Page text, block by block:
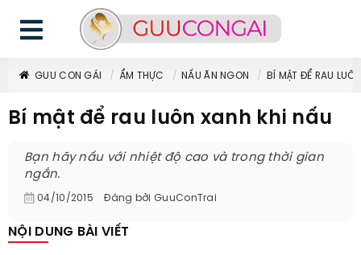
GUU CON GÁI ẨM THỰC NẤU ĂN NGON BÍ MẬT ĐỂ RAU
Bí mật để rau luôn xanh khi nấu
Bạn hãy nấu với nhiệt độ cao và trong thời gian
ngắn.
04/10/2015 Đăng bởi GuuConTrai
NỘI DUNG BÀI VIẾT